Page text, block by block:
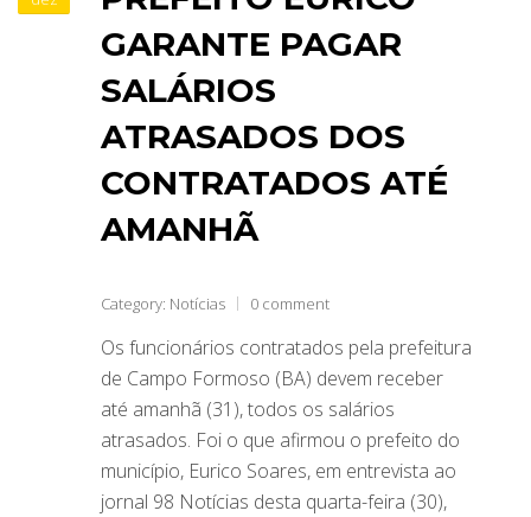
GARANTE PAGAR
SALÁRIOS
ATRASADOS DOS
CONTRATADOS ATÉ
AMANHÃ
Category: Notícias 0 comment
Os funcionários contratados pela prefeitura
de Campo Formoso (BA) devem receber
até amanhã (31), todos os salários
atrasados. Foi o que afirmou o prefeito do
município, Eurico Soares, em entrevista ao
jornal 98 Notícias desta quarta-feira (30),